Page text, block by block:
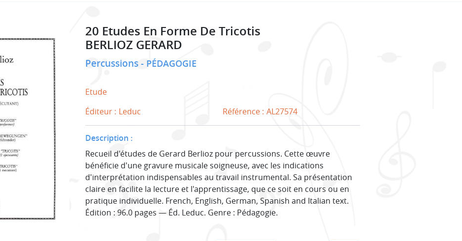
20 Etudes En Forme De Tricotis
BERLIOZ GERARD
Percussions PÉDAGOGIE
Etude
Éditeur : Leduc Référence : AL27574
Description :
Recueil d'études de Gerard Berlioz pour percussions. Cette œuvre
bénéficie d'une gravure musicale soigneuse, avec les indications
d'interprétation indispensables au travail instrumental. Sa présentation
claire en facilite la lecture et l'apprentissage, que ce soit en cours ou en
pratique individuelle. French, English, German, Spanish and Italian text.
Édition : 96.0 pages — Éd. Leduc. Genre : Pédagogie.